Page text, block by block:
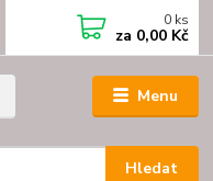
Menu
Hledat
0 ks
za 0,00 Kč